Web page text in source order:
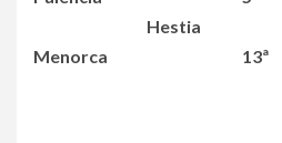
Hestia
Menorca
13ª